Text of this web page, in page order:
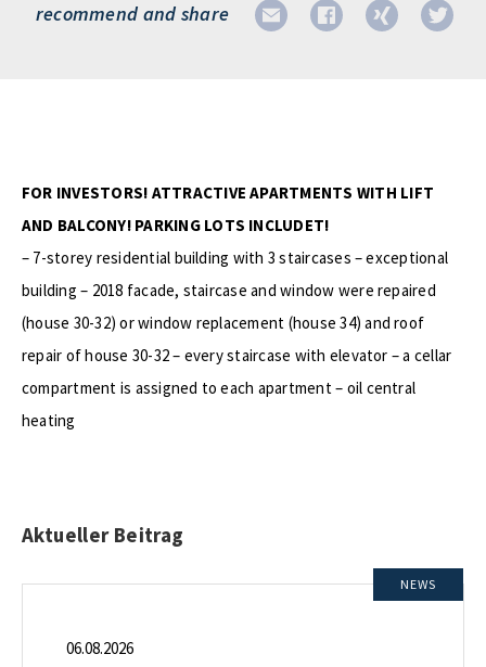
recommend and share
FOR INVESTORS! ATTRACTIVE APARTMENTS WITH LIFT
AND BALCONY! PARKING LOTS INCLUDET!
– 7-storey residential building with 3 staircases – exceptional
building – 2018 facade, staircase and window were repaired
(house 30-32) or window replacement (house 34) and roof
repair of house 30-32 – every staircase with elevator – a cellar
compartment is assigned to each apartment – oil central
heating
Aktueller Beitrag
NEWS
06.08.2026